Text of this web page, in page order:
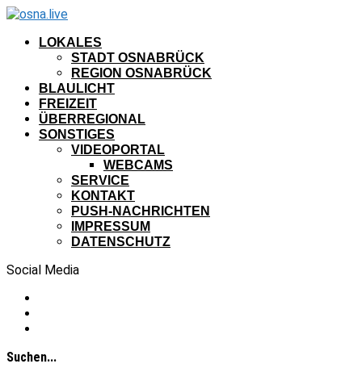
LOKALES
STADT OSNABRÜCK
REGION OSNABRÜCK
BLAULICHT
FREIZEIT
ÜBERREGIONAL
SONSTIGES
VIDEOPORTAL
WEBCAMS
SERVICE
KONTAKT
PUSH-NACHRICHTEN
IMPRESSUM
DATENSCHUTZ
Social Media
Suchen...